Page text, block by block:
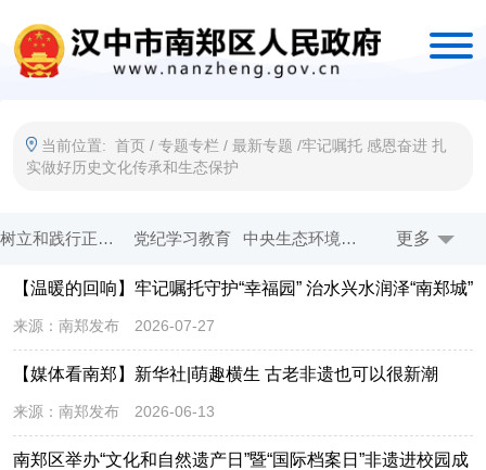
当前位置: 首页 / 专题专栏 / 最新专题 /牢记嘱托 感恩奋进 扎
实做好历史文化传承和生态保护
树立和践行正确政绩观 党纪学习教育 中央生态环境保护督察
一线工作日 创建全国文明城市 作风能力提升年 法治政府示范创建
乡村振兴 网站年度报表
更多
【温暖的回响】牢记嘱托守护“幸福园” 治水兴水润泽“南郑城”
来源： 南郑发布 2026-07-27
【媒体看南郑】新华社|萌趣横生 古老非遗也可以很新潮
来源： 南郑发布 2026-06-13
南郑区举办“文化和自然遗产日”暨“国际档案日”非遗进校园成